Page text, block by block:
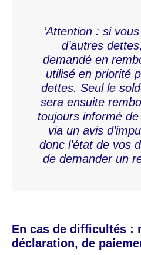
‘Attention : si
d’autres
demandé en
utilisé en priorité
dettes. Seul le
sera ensuite
toujours informé
via un avis
donc l’état de vos
de demander un
En cas de difficultés :
déclaration, de